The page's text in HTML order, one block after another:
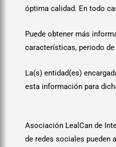
óptima calidad. En todo
Puede obtener más
características, periodo
La(s) entidad(es)
esta información para
Asociación LealCan de
de redes sociales pueden